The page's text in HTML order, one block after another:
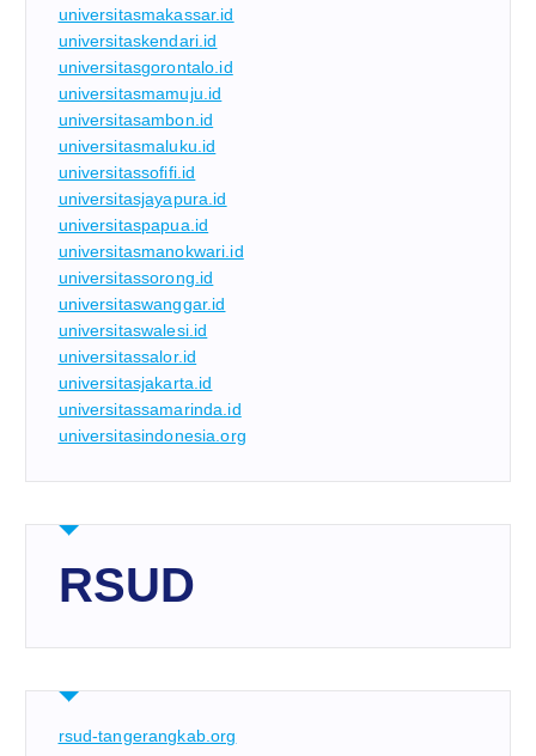
universitasmakassar.id
universitaskendari.id
universitasgorontalo.id
universitasmamuju.id
universitasambon.id
universitasmaluku.id
universitassofifi.id
universitasjayapura.id
universitaspapua.id
universitasmanokwari.id
universitassorong.id
universitaswanggar.id
universitaswalesi.id
universitassalor.id
universitasjakarta.id
universitassamarinda.id
universitasindonesia.org
RSUD
rsud-tangerangkab.org